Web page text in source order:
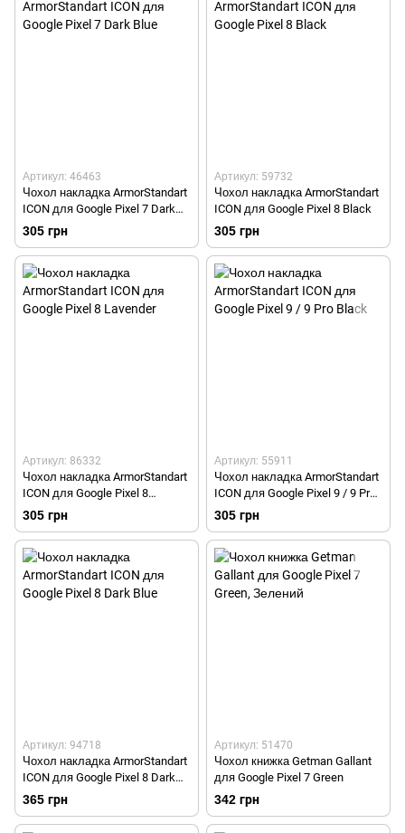
Артикул: 46463
Чохол накладка ArmorStandart
ICON для Google Pixel 7 Dark
Blue
305 грн
Артикул: 59732
Чохол накладка ArmorStandart
ICON для Google Pixel 8 Black
305 грн
Артикул: 86332
Чохол накладка ArmorStandart
ICON для Google Pixel 8
Lavender
305 грн
Артикул: 55911
Чохол накладка ArmorStandart
ICON для Google Pixel 9 / 9 Pro
Black
305 грн
Артикул: 94718
Чохол накладка ArmorStandart
ICON для Google Pixel 8 Dark
Blue
365 грн
Артикул: 51470
Чохол книжка Getman Gallant
для Google Pixel 7 Green
342 грн